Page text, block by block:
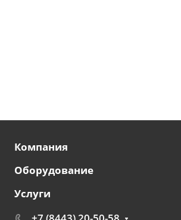
Компания
Оборудование
Услуги